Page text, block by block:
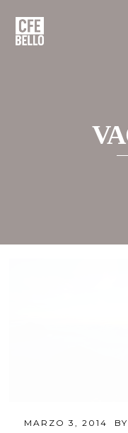
MARZO 3, 2014 BY